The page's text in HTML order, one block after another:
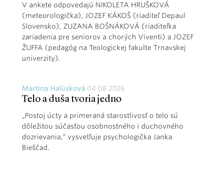
V ankete odpovedajú NIKOLETA HRUŠKOVÁ
(meteorologička), JOZEF KÁKOŠ (riaditeľ Depaul
Slovensko), ZUZANA BOŠNÁKOVÁ (riaditeľka
zariadenia pre seniorov a chorých Viventi) a JOZEF
ŽUFFA (pedagóg na Teologickej fakulte Trnavskej
univerzity).
Martina Halúsková 04.08.2026
Telo a duša tvoria jedno
„Postoj úcty a primeraná starostlivosť o telo sú
dôležitou súčasťou osobnostného i duchovného
dozrievania,“ vysvetľuje psychologička Janka
Bieščad.